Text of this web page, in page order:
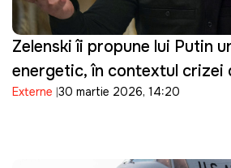
Zelenski îi propune lui Putin
energetic, în contextul crizei
Mijlociu: "Suntem pregătiți"
Externe 30 martie 2026, 14:20